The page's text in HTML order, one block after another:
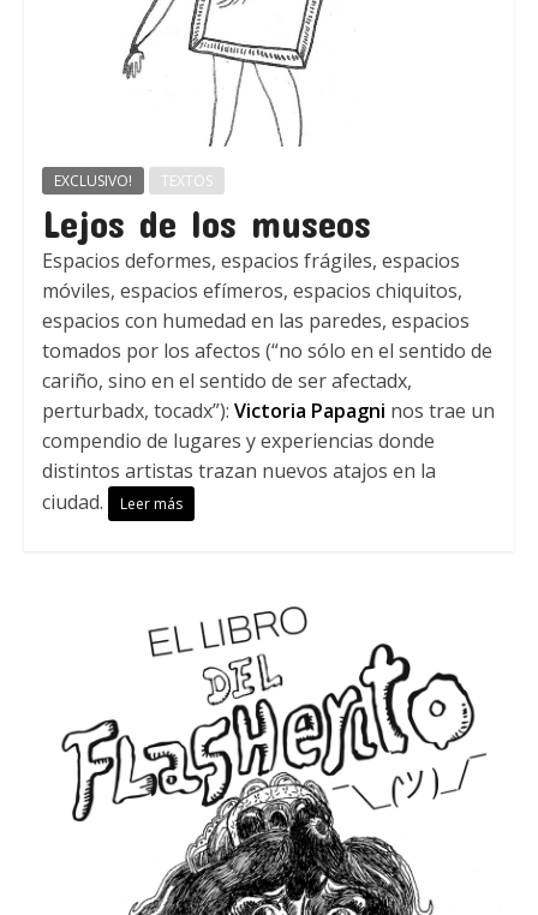
EXCLUSIVO! TEXTOS
Lejos de los museos
Espacios deformes, espacios frágiles, espacios
móviles, espacios efímeros, espacios chiquitos,
espacios con humedad en las paredes, espacios
tomados por los afectos (“no sólo en el sentido de
cariño, sino en el sentido de ser afectadx,
perturbadx, tocadx”): Victoria Papagni nos trae un
compendio de lugares y experiencias donde
distintos artistas trazan nuevos atajos en la
ciudad.
Leer más